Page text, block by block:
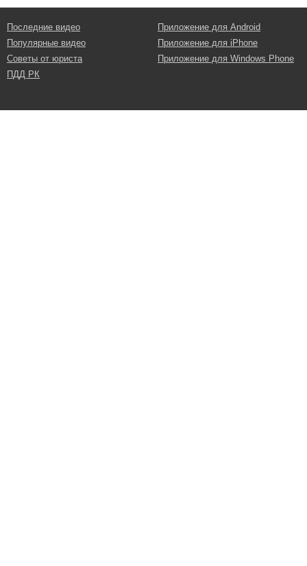
Последние видео
Популярные видео
Советы от юриста
ПДД РК
Приложение для Android
Приложение для iPhone
Приложение для Windows Phone